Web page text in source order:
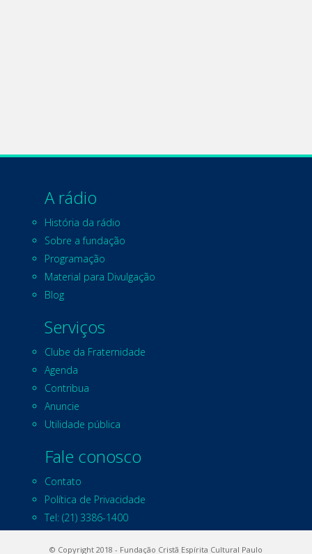
A rádio
História da rádio
Sobre a fundação
Programação
Material para Divulgação
Blog
Serviços
Clube da Fraternidade
Agenda
Contribua
Anuncie
Utilidade pública
Fale conosco
Contato
Política de Privacidade
Tel: (21) 3386-1400
© Copyright 2018 - Fundação Cristã Espírita Cultural Paulo